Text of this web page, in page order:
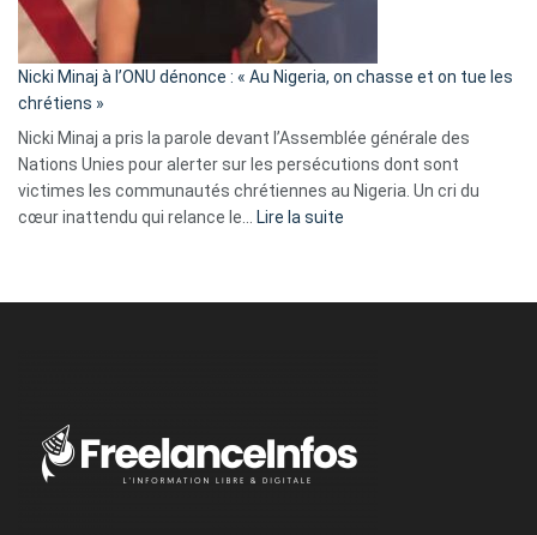
parle
ses
tripes »
Nicki Minaj à l’ONU dénonce : « Au Nigeria, on chasse et on tue les
chrétiens »
Nicki Minaj a pris la parole devant l’Assemblée générale des
Nations Unies pour alerter sur les persécutions dont sont
victimes les communautés chrétiennes au Nigeria. Un cri du
cœur inattendu qui relance le…
Lire la suite
Nigeria,